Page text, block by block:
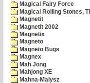
Magical Fairy Force
Magical Rolling Stones,
Magnetit
Magnetit 2002
Magnetix
Magneto
Magneto Bugs
Magnex
Mah Jong
Mahjong XE
Mahna-Malysz